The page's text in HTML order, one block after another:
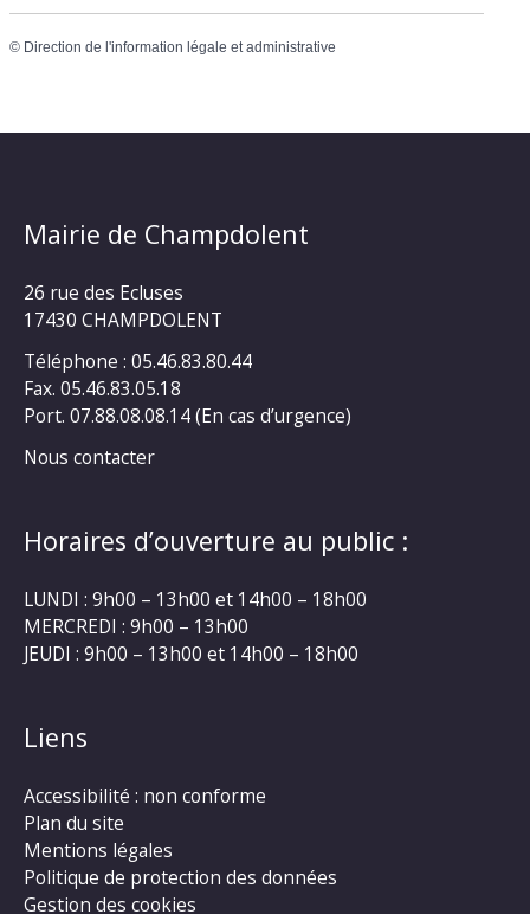
© Direction de l'information légale et administrative
Mairie de Champdolent
26 rue des Ecluses
17430 CHAMPDOLENT
Téléphone : 05.46.83.80.44
Fax. 05.46.83.05.18
Port. 07.88.08.08.14 (En cas d’urgence)
Nous contacter
Horaires d’ouverture au public :
LUNDI : 9h00 – 13h00 et 14h00 – 18h00
MERCREDI : 9h00 – 13h00
JEUDI : 9h00 – 13h00 et 14h00 – 18h00
Liens
Accessibilité : non conforme
Plan du site
Mentions légales
Politique de protection des données
Gestion des cookies